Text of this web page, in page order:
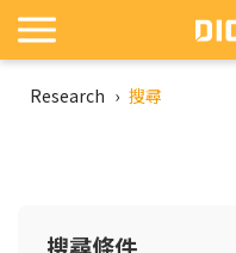
Research › 搜尋